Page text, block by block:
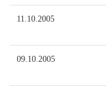
11.10.2005
09.10.2005